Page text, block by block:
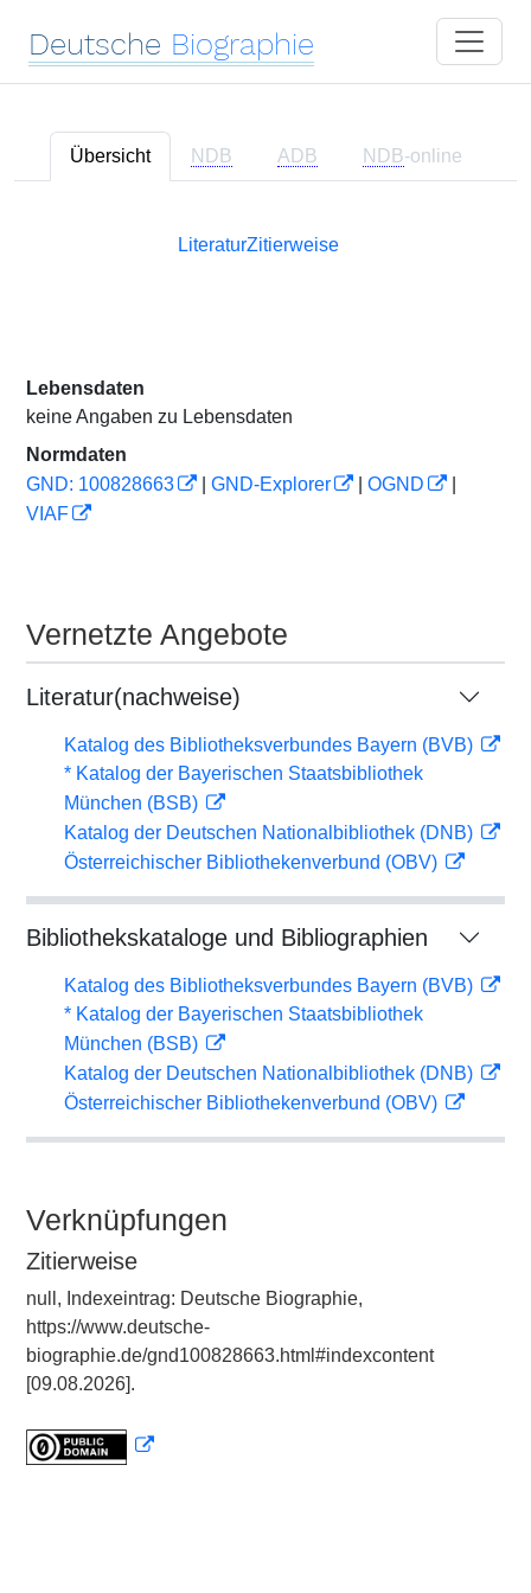
Deutsche Biographie
Übersicht NDB ADB NDB-online
LiteraturZitierweise
Lebensdaten
keine Angaben zu Lebensdaten
Normdaten
GND: 100828663
GND-Explorer OGND
VIAF
Vernetzte Angebote
Literatur(nachweise)
Katalog des Bibliotheksverbundes Bayern (BVB)
* Katalog der Bayerischen Staatsbibliothek
München (BSB)
Katalog der Deutschen Nationalbibliothek (DNB)
Österreichischer Bibliothekenverbund (OBV)
Bibliothekskataloge und Bibliographien
Katalog des Bibliotheksverbundes Bayern (BVB)
* Katalog der Bayerischen Staatsbibliothek
München (BSB)
Katalog der Deutschen Nationalbibliothek (DNB)
Österreichischer Bibliothekenverbund (OBV)
Verknüpfungen
Zitierweise
null, Indexeintrag: Deutsche Biographie,
https://www.deutsche-
biographie.de/gnd100828663.html#indexcontent
[09.08.2026].